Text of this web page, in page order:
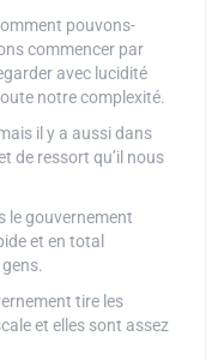
pouvons-
commencer par
avec lucidité
notre complexité.
il y a aussi dans
de ressort qu’il nous
le gouvernement
et en total
tire les
et elles sont assez